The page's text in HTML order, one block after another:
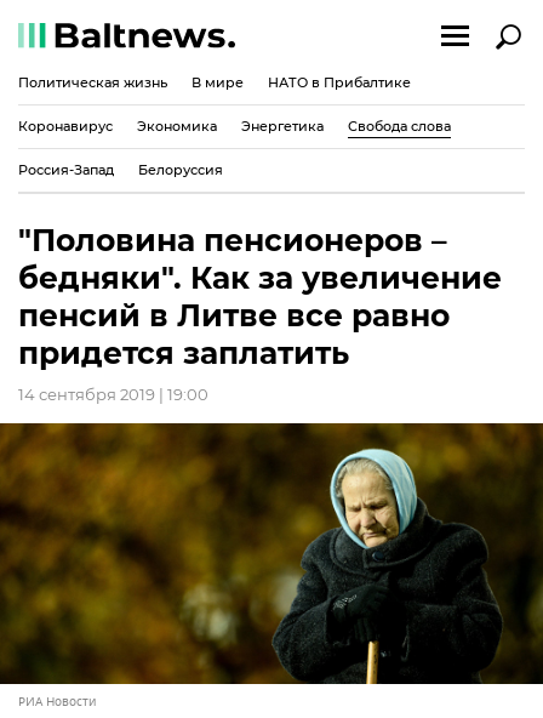
Политическая жизнь В мире НАТО в Прибалтике
Коронавирус Экономика Энергетика Свобода слова
Россия-Запад Белоруссия
"Половина пенсионеров –
бедняки". Как за увеличение
пенсий в Литве все равно
придется заплатить
14 сентября 2019 | 19:00
РИА Новости